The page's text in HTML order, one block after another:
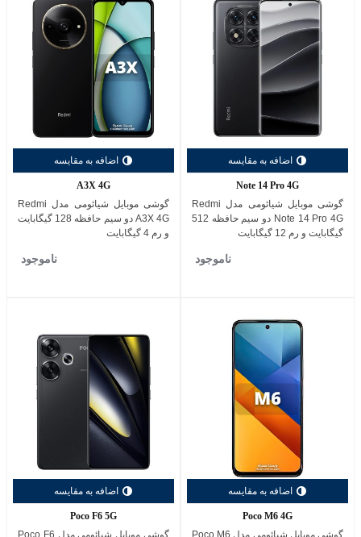
اضافه به مقایسه
Note 14 Pro 4G
گوشی موبایل شیائومی مدل Redmi
Note 14 Pro 4G دو سیم حافظه 512
گیگابایت و رم 12 گیگابایت
ناموجود
اضافه به مقایسه
A3X 4G
گوشی موبایل شیائومی مدل Redmi
A3X 4G دو سیم حافظه 128 گیگابایت
و رم 4 گیگابایت
ناموجود
اضافه به مقایسه
Poco M6 4G
گوشی موبایل شیائومی مدل Poco M6
اضافه به مقایسه
Poco F6 5G
گوشی موبایل شیائومی مدل Poco F6